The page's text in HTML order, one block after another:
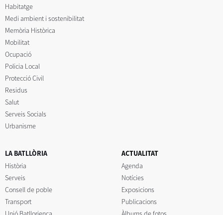
Habitatge
Medi ambient i sostenibilitat
Memòria Històrica
Mobilitat
Ocupació
Policia Local
Protecció Civil
Residus
Salut
Serveis Socials
Urbanisme
LA BATLLÒRIA
Història
Serveis
Consell de poble
Transport
ACTUALITAT
Agenda
Notícies
Exposicions
Publicacions